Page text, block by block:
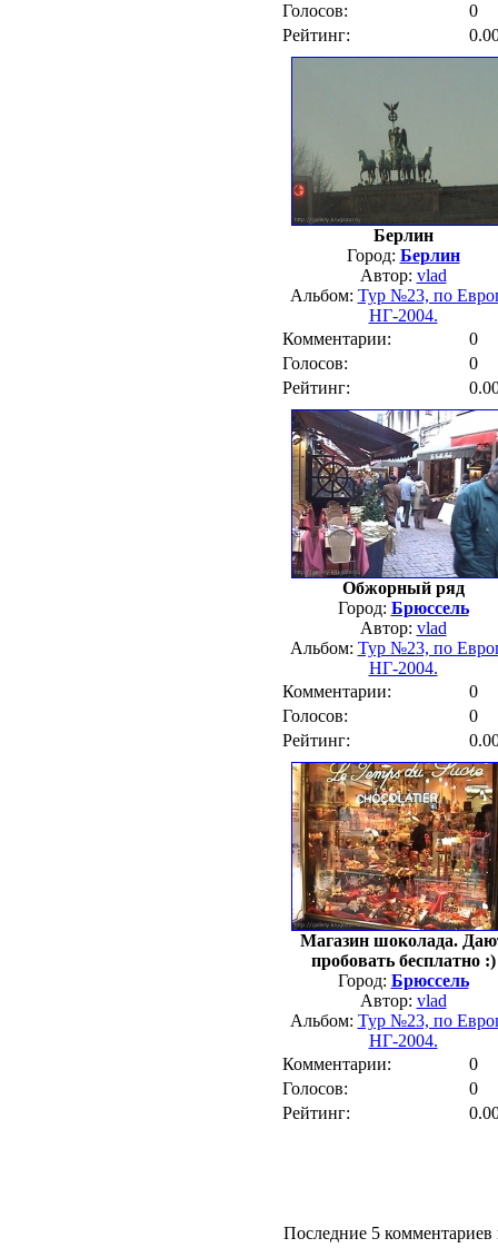
Голосов:
0
Рейтинг:
Берлин
Город: Берлин
Автор: vlad
Альбом: Тур №23, по
НГ-2004.
Комментарии:
0
Голосов:
0
Рейтинг:
Обжорный ряд
Город: Брюссель
Автор: vlad
Альбом: Тур №23, по
НГ-2004.
Комментарии:
0
Голосов:
0
Рейтинг:
Магазин шоколада.
пробовать бесплатно :)
Город: Брюссель
Автор: vlad
Альбом: Тур №23, по
НГ-2004.
Комментарии:
0
Голосов:
0
Рейтинг:
Последние 5 комментариев